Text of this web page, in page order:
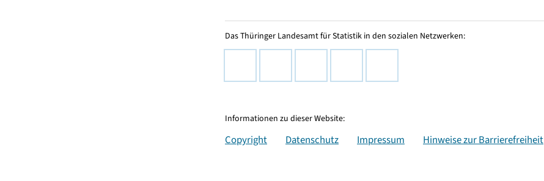
Das Thüringer Landesamt für Statistik in den sozialen Netzwerken:
Informationen zu dieser Website:
Copyright Datenschutz Impressum Hinweise zur Barrierefreiheit